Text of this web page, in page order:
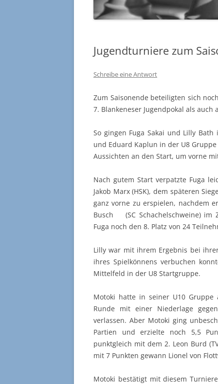
Jugendturniere zum
Schreibe eine Antwort
Zum Saisonende beteiligten sich
7. Blankeneser Jugendpokal als auch
So gingen Fuga Sakai und Lilly
und Eduard Kaplun in der U8
Aussichten an den Start, um vorne
Nach gutem Start verpatzte Fuga
Jakob Marx (HSK), dem späteren
ganz vorne zu erspielen, nachdem
Busch (SC Schachelschweine) im
Fuga noch den 8. Platz von 24
Lilly war mit ihrem Ergebnis bei
ihres Spielkönnens verbuchen
Mittelfeld in der U8 Startgruppe.
Motoki hatte in seiner U10
Runde mit einer Niederlage
verlassen. Aber Motoki ging
Partien und erzielte noch 5,5
punktgleich mit dem 2. Leon Burd
mit 7 Punkten gewann Lionel von
Motoki bestätigt mit diesem